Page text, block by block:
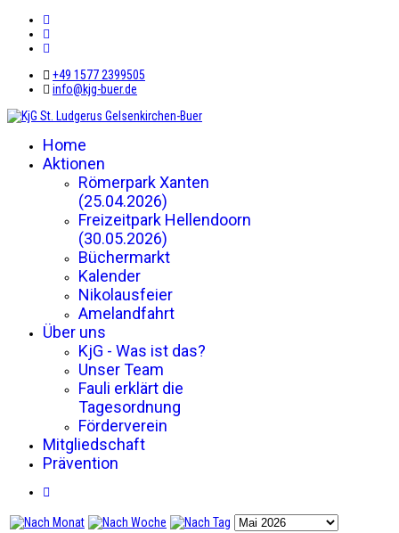
+49 1577 2399505
info@kjg-buer.de
Home
Aktionen
Römerpark Xanten
(25.04.2026)
Freizeitpark Hellendoorn
(30.05.2026)
Büchermarkt
Kalender
Nikolausfeier
Amelandfahrt
Über uns
KjG - Was ist das?
Unser Team
Fauli erklärt die
Tagesordnung
Förderverein
Mitgliedschaft
Prävention